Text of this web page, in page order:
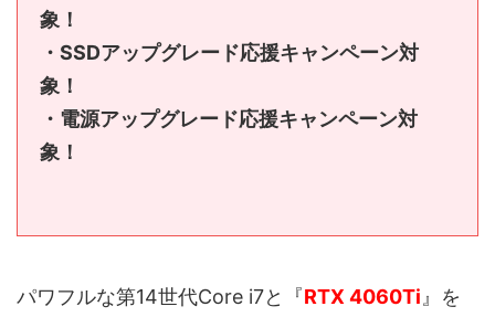
象！
・SSDアップグレード応援キャンペーン対
象！
・電源アップグレード応援キャンペーン対
象！
パワフルな第14世代Core i7と『RTX 4060Ti』を